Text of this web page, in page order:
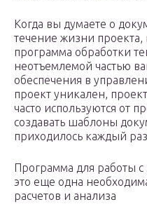
Когда вы думаете о
течение жизни проекта,
программа обработки
неотъемлемой частью
обеспечения в
проект уникален,
часто используются от
создавать шаблоны
приходилось каждый
Программа для работы
это еще одна
расчетов и анализа